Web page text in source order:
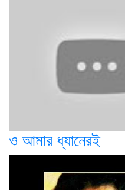
ও আমার ধ্যানেরই